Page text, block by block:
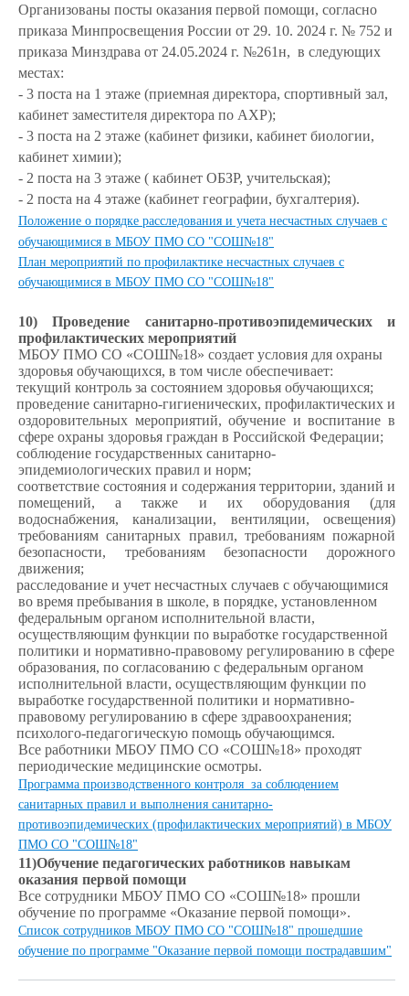
Организованы посты оказания первой помощи, согласно
приказа Минпросвещения России от 29. 10. 2024 г. № 752 и
приказа Минздрава от 24.05.2024 г. №261н, в следующих
местах:
- 3 поста на 1 этаже (приемная директора, спортивный зал,
кабинет заместителя директора по АХР);
- 3 поста на 2 этаже (кабинет физики, кабинет биологии,
кабинет химии);
- 2 поста на 3 этаже ( кабинет ОБЗР, учительская);
- 2 поста на 4 этаже (кабинет географии, бухгалтерия).
Положение о порядке расследования и учета несчастных случаев с
обучающимися в МБОУ ПМО СО "СОШ№18"
План мероприятий по профилактике несчастных случаев с
обучающимися в МБОУ ПМО СО "СОШ№18"
10) Проведение санитарно-противоэпидемических и
профилактических мероприятий
МБОУ ПМО СО «СОШ№18» создает условия для охраны
здоровья обучающихся, в том числе обеспечивает:
текущий контроль за состоянием здоровья обучающихся;
проведение санитарно-гигиенических, профилактических и
оздоровительных мероприятий, обучение и воспитание в
сфере охраны здоровья граждан в Российской Федерации;
соблюдение государственных санитарно-
эпидемиологических правил и норм;
соответствие состояния и содержания территории, зданий и
помещений, а также и их оборудования (для
водоснабжения, канализации, вентиляции, освещения)
требованиям санитарных правил, требованиям пожарной
безопасности, требованиям безопасности дорожного
движения;
расследование и учет несчастных случаев с обучающимися
во время пребывания в школе, в порядке, установленном
федеральным органом исполнительной власти,
осуществляющим функции по выработке государственной
политики и нормативно-правовому регулированию в сфере
образования, по согласованию с федеральным органом
исполнительной власти, осуществляющим функции по
выработке государственной политики и нормативно-
правовому регулированию в сфере здравоохранения;
психолого-педагогическую помощь обучающимся.
Все работники МБОУ ПМО СО «СОШ№18» проходят
периодические медицинские осмотры.
Программа производственного контроля за соблюдением
санитарных правил и выполнения санитарно-
противоэпидемических (профилактических мероприятий) в МБОУ
ПМО СО "СОШ№18"
11)Обучение педагогических работников навыкам
оказания первой помощи
Все сотрудники МБОУ ПМО СО «СОШ№18» прошли
обучение по программе «Оказание первой помощи».
Список сотрудников МБОУ ПМО СО "СОШ№18" прошедшие
обучение по программе "Оказание первой помощи пострадавшим"